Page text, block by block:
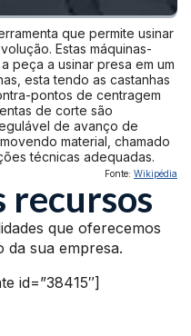
que permite usinar
Estas máquinas-
peça a usinar presa em um
esta tendo as castanhas
pontos de centragem
de corte são
de avanço de
material, chamado
técnicas adequadas.
Fonte: Wikipédia
recursos
que oferecemos
da sua empresa.
id=”38415″]